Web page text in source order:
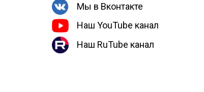
ЖукиМы в Вконтакте
Наш YouTube канал
Наш RuTube канал